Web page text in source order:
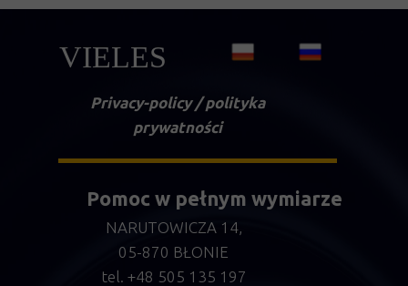
Pomoc w pełnym wymiarze
NARUTOWICZA 14,
05-870 BŁONIE
tel. +48 505 135 197
VIELES
Privacy-policy / polityka
prywatności